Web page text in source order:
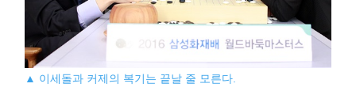
▲ 이세돌과 커제의 복기는 끝날 줄 모른다.